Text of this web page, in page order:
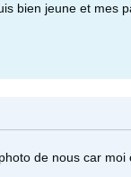
bien jeune et mes
de nous car